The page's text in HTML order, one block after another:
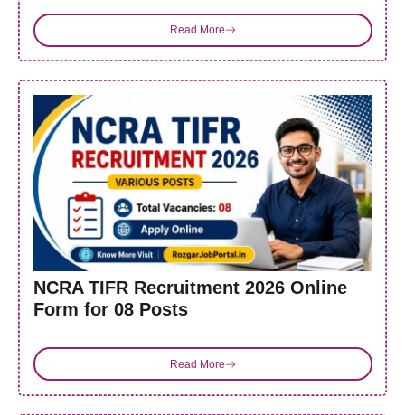
Read More
NCRA TIFR Recruitment 2026 Online
Form for 08 Posts
Read More